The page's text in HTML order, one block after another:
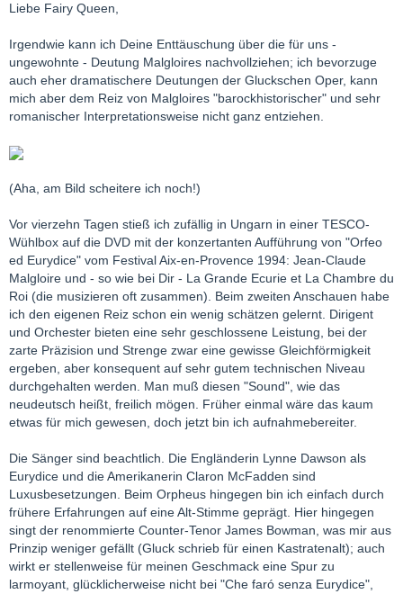
Liebe Fairy Queen,
Irgendwie kann ich Deine Enttäuschung über die für uns -
ungewohnte - Deutung Malgloires nachvollziehen; ich bevorzuge
auch eher dramatischere Deutungen der Gluckschen Oper, kann
mich aber dem Reiz von Malgloires "barockhistorischer" und sehr
romanischer Interpretationsweise nicht ganz entziehen.
(Aha, am Bild scheitere ich noch!)
Vor vierzehn Tagen stieß ich zufällig in Ungarn in einer TESCO-
Wühlbox auf die DVD mit der konzertanten Aufführung von "Orfeo
ed Eurydice" vom Festival Aix-en-Provence 1994: Jean-Claude
Malgloire und - so wie bei Dir - La Grande Ecurie et La Chambre du
Roi (die musizieren oft zusammen). Beim zweiten Anschauen habe
ich den eigenen Reiz schon ein wenig schätzen gelernt. Dirigent
und Orchester bieten eine sehr geschlossene Leistung, bei der
zarte Präzision und Strenge zwar eine gewisse Gleichförmigkeit
ergeben, aber konsequent auf sehr gutem technischen Niveau
durchgehalten werden. Man muß diesen "Sound", wie das
neudeutsch heißt, freilich mögen. Früher einmal wäre das kaum
etwas für mich gewesen, doch jetzt bin ich aufnahmebereiter.
Die Sänger sind beachtlich. Die Engländerin Lynne Dawson als
Eurydice und die Amerikanerin Claron McFadden sind
Luxusbesetzungen. Beim Orpheus hingegen bin ich einfach durch
frühere Erfahrungen auf eine Alt-Stimme geprägt. Hier hingegen
singt der renommierte Counter-Tenor James Bowman, was mir aus
Prinzip weniger gefällt (Gluck schrieb für einen Kastratenalt); auch
wirkt er stellenweise für meinen Geschmack eine Spur zu
larmoyant, glücklicherweise nicht bei "Che faró senza Eurydice",